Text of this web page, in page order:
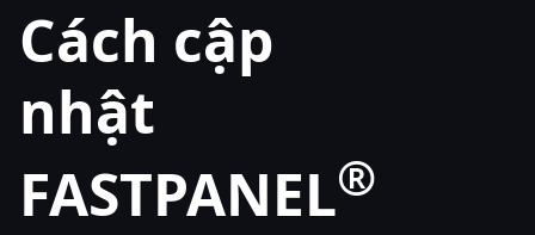
Cách cập
nhật
FASTPANEL®